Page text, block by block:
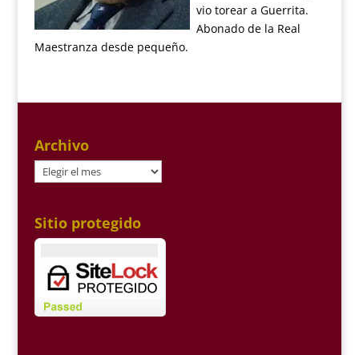
vio torear a Guerrita.
Abonado de la Real
Maestranza desde pequeño.
Archivo
Archivo
Sitio protegido